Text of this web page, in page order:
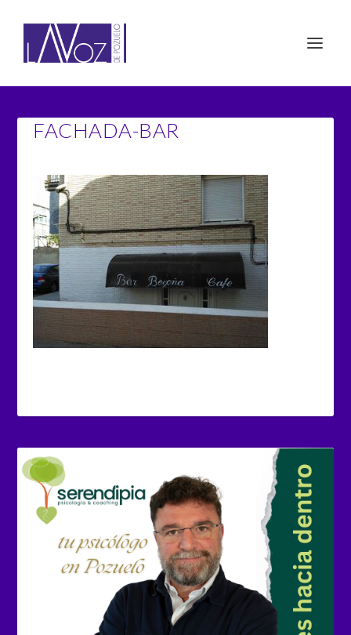
FACHADA-BAR